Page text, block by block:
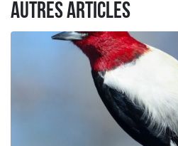
AUTRES ARTICLES